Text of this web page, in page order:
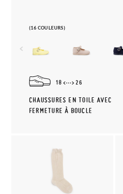
(16 COULEURS)
18 26
CHAUSSURES EN TOILE AVEC
FERMETURE À BOUCLE